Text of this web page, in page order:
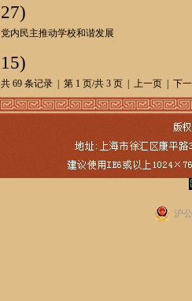
27)
党内民主推动学校和谐发展
15)
共 69 条记录 | 第 1 页/共 3 页 | 上一页 | 下
沪